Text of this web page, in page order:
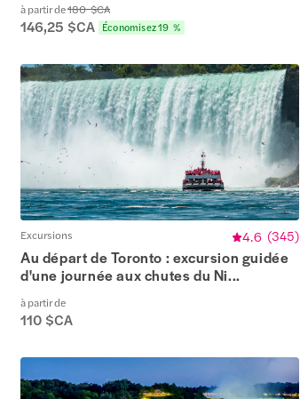
à partir de180 $CA
146,25 $CA Économisez 19 %
Excursions 4.6 (345)
Au départ de Toronto : excursion guidée
d'une journée aux chutes du Ni...
à partir de
110 $CA